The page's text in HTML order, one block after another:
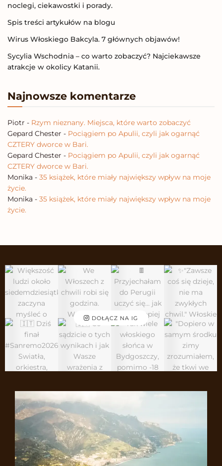
noclegi, ciekawostki i porady.
Spis treści artykułów na blogu
Wirus Włoskiego Bakcyla. 7 głównych objawów!
Sycylia Wschodnia – co warto zobaczyć? Najciekawsze
atrakcje w okolicy Katanii.
Najnowsze komentarze
Piotr - Rzym nieznany. Miejsca, które warto zobaczyć
Gepard Chester - Pociągiem po Apulii, czyli jak ogarnąć
CZTERY dworce w Bari.
Gepard Chester - Pociągiem po Apulii, czyli jak ogarnąć
CZTERY dworce w Bari.
Monika - 35 książek, które miały największy wpływ na moje
życie.
Monika - 35 książek, które miały największy wpływ na moje
życie.
DOŁĄCZ NA IG